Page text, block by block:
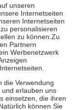
Höhe von zehn
fünf Euround
die tatsächlichen
Apotheken.
die
Euro je
Gesundheit zu
zu unterstützen,